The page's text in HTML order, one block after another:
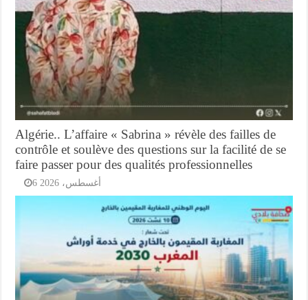
Algérie.. L’affaire « Sabrina » révèle des failles de
contrôle et soulève des questions sur la facilité de se
faire passer pour des qualités professionnelles
6 أغسطس، 2026